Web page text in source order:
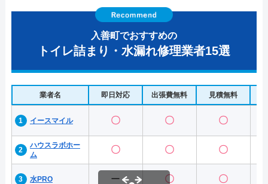
入善町でおすすめの
トイレ詰まり・水漏れ修理業者15選
業者名 即日対応 出張費無料 見積無料
イースマイル 〇 〇 〇
ハウスラボホー
ム
〇 〇 〇
水PRO ー 〇 〇